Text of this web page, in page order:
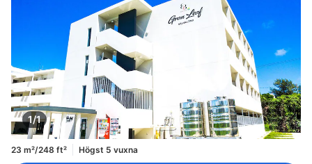
1/1
23 m²/248 ft² Högst 5 vuxna